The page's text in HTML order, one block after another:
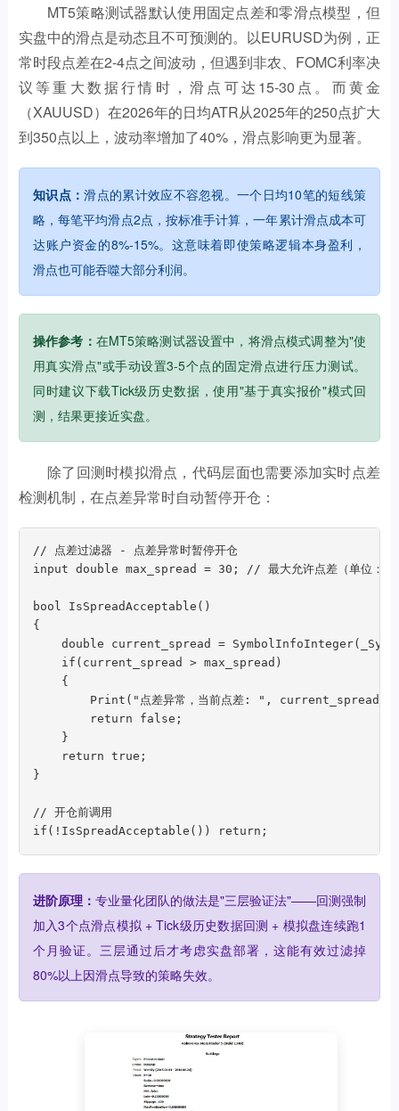
MT5策略测试器默认使用固定点差和零滑点模型，但
实盘中的滑点是动态且不可预测的。以EURUSD为例，正
常时段点差在2-4点之间波动，但遇到非农、FOMC利率决
议等重大数据行情时，滑点可达15-30点。而黄金
（XAUUSD）在2026年的日均ATR从2025年的250点扩大
到350点以上，波动率增加了40%，滑点影响更为显著。
知识点：滑点的累计效应不容忽视。一个日均10笔的短线策
略，每笔平均滑点2点，按标准手计算，一年累计滑点成本可
达账户资金的8%-15%。这意味着即使策略逻辑本身盈利，
滑点也可能吞噬大部分利润。
操作参考： 在MT5策略测试器设置中，将滑点模式调整为"使
用真实滑点"或手动设置3-5个点的固定滑点进行压力测试。
同时建议下载Tick级历史数据，使用"基于真实报价"模式回
测，结果更接近实盘。
除了回测时模拟滑点，代码层面也需要添加实时点差
检测机制，在点差异常时自动暂停开仓：
// 点差过滤器 - 点差异常时暂停开仓
input double max_spread = 30; // 最大允许点差（单位：点
bool IsSpreadAcceptable()
{
double current_spread =
    if(current_spread > max_spread)
    {
Print("点差异常，当前点差: ", current_spread,
        return false;
    }
    return true;
}
// 开仓前调用
if(!IsSpreadAcceptable()) return;
进阶原理： 专业量化团队的做法是"三层验证法"——回测强制
加入3个点滑点模拟 + Tick级历史数据回测 + 模拟盘连续跑1
个月验证。三层通过后才考虑实盘部署，这能有效过滤掉
80%以上因滑点导致的策略失效。